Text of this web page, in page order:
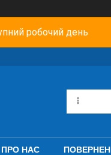
робочий день
ПРО НАС